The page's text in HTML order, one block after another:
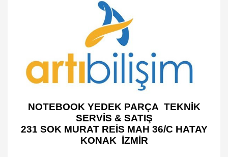
NOTEBOOK YEDEK PARÇA TEKNİK
SERVİS & SATIŞ
231 SOK MURAT REİS MAH 36/C HATAY
KONAK İZMİR